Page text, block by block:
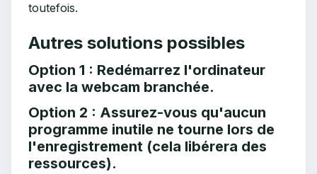
toutefois.
Autres solutions possibles
Option 1 : Redémarrez l'ordinateur
avec la webcam branchée.
Option 2 : Assurez-vous qu'aucun
programme inutile ne tourne lors de
l'enregistrement (cela libérera des
ressources).